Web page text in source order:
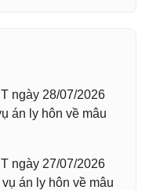
ngày 28/07/2026
án ly hôn về mâu
ngày 27/07/2026
án ly hôn về mâu